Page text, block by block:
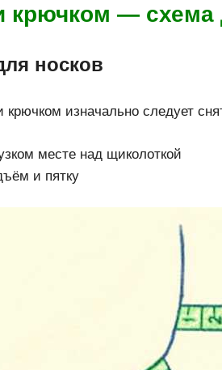
крючком — схема
носков
крючком изначально следует
месте над щиколоткой
и пятку